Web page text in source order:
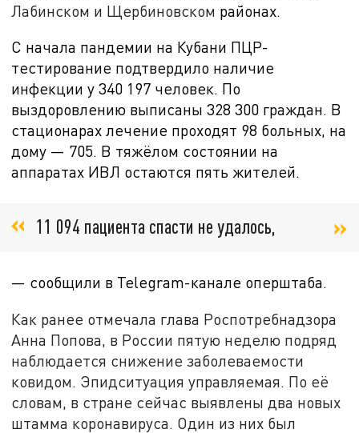
Лабинском и Щербиновском районах.
С начала пандемии на Кубани ПЦР-
тестирование подтвердило наличие
инфекции у 340 197 человек. По
выздоровлению выписаны328 300 граждан. В
стационарах лечение проходят 98 больных, на
дому — 705. В тяжёлом состоянии на
аппаратах ИВЛ остаются пять жителей.
11 094 пациента спасти не удалось,
— сообщили в Telegram-канале оперштаба.
Как ранее отмечала глава Роспотребнадзора
Анна Попова, в России пятую неделю подряд
наблюдается снижение заболеваемости
ковидом. Эпидситуация управляемая. По её
словам, в стране сейчас выявлены два новых
штамма коронавируса. Один из них был